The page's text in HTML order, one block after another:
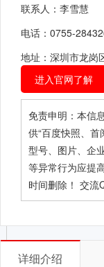
联系人：李雪慧
电话：0755-
地址：深圳市龙岗
进入官网了解
免责申明：本信
供“百度快照、首
型号、图片、企
等异常行为应提
时间删除！ 交流
详细介绍